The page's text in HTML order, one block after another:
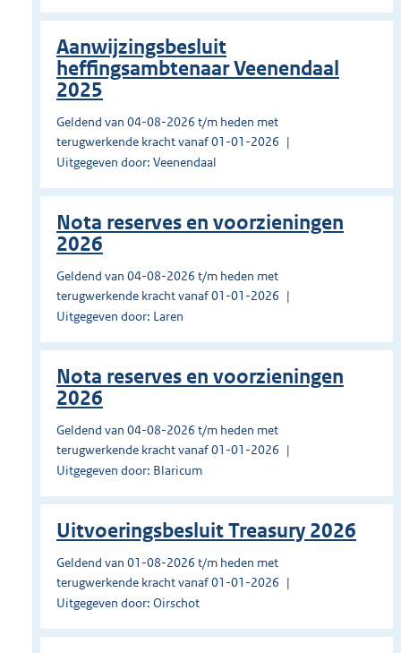
Aanwijzingsbesluit
heffingsambtenaar Veenendaal
2025
Geldend van 04-08-2026 t/m heden met
terugwerkende kracht vanaf 01-01-2026
Uitgegeven door: Veenendaal
Nota reserves en voorzieningen
2026
Geldend van 04-08-2026 t/m heden met
terugwerkende kracht vanaf 01-01-2026
Uitgegeven door: Laren
Nota reserves en voorzieningen
2026
Geldend van 04-08-2026 t/m heden met
terugwerkende kracht vanaf 01-01-2026
Uitgegeven door: Blaricum
Uitvoeringsbesluit Treasury 2026
Geldend van 01-08-2026 t/m heden met
terugwerkende kracht vanaf 01-01-2026
Uitgegeven door: Oirschot